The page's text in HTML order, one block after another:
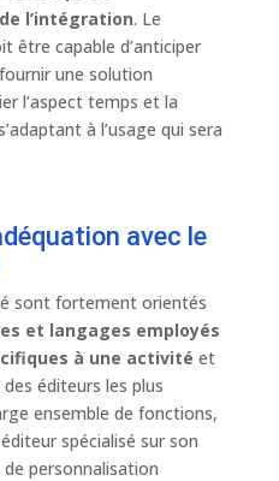
l’intégration. Le
être capable d’anticiper
une solution
l’aspect temps et la
à l’usage qui sera
avec le
sont fortement orientés
et langages employés
à une activité et
éditeurs les plus
ensemble de fonctions,
spécialisé sur son
personnalisation